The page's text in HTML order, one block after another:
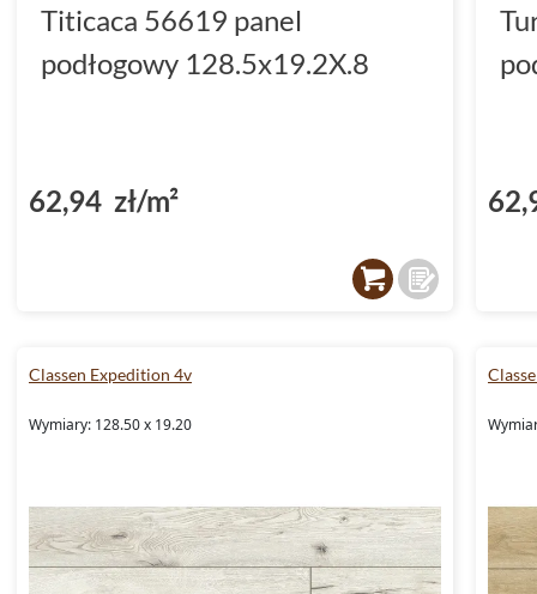
Titicaca 56619 panel
podłogowy 128.5x19.2X.8
62,94 zł/m²
Classen Expedition 4v
Wymiary: 128.50 x 19.20